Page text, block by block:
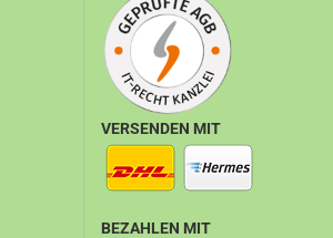
VERSENDEN MIT
BEZAHLEN MIT